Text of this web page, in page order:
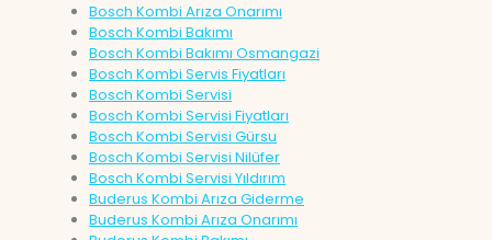
Bosch Kombi Arıza Onarımı
Bosch Kombi Bakımı
Bosch Kombi Bakımı Osmangazi
Bosch Kombi Servis Fiyatları
Bosch Kombi Servisi
Bosch Kombi Servisi Fiyatları
Bosch Kombi Servisi Gürsu
Bosch Kombi Servisi Nilüfer
Bosch Kombi Servisi Yıldırım
Buderus Kombi Arıza Giderme
Buderus Kombi Arıza Onarımı